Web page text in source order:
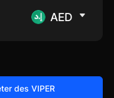
AED
des VIPER